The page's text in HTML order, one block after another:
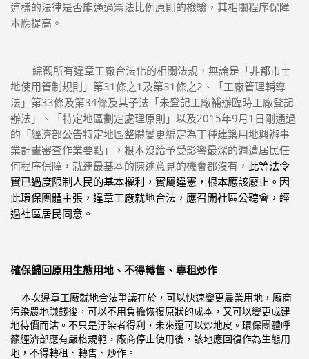
這樣的法律是否能通過憲法比例原則的檢驗， 其相關程序保障
本應提高。
綜觀所有違章工廠合法化的相關法規，無論是「 非都市土
地使用管制規則」第31條之1 及第31條之2 、「 工廠管理輔導
法」第33條及第34條及其子法「 未登記工廠補辦臨時工廠登記
辦法」、「特定地區劃定處理原則」 以及2015年9月 1 日剛通過
的「 經濟部公告特定地區整體變更編定為丁種建築用地興辦事
業計畫審查作業要點」，根本沒給予受影響最深的週遭居民任
何程序保障， 就連最基本的陳述意見的機會都沒有， 此等法令
實已過度限制人民的基本權利，實屬違憲，根本應該廢止。 因
此環保團體主張， 違章工廠就地合法，應召開社區公聽會，經
過社區居民同意。
確保歸回原用生態用地、不得轉售、專租炒作
本次違章工廠就地合法爭議在於，可以快速變更農業用地， 廠商
污染農地賺錢後，可以不用負擔恢復原狀的成本， 又可以變更成建
地待價而沽。不只是汙染者得利， 未來還可以炒地皮。環保團體呼
籲經濟部應有嚴格規範， 廠商停止使用後，該地應回復作為生態用
地，不得轉租、轉售、 炒作。